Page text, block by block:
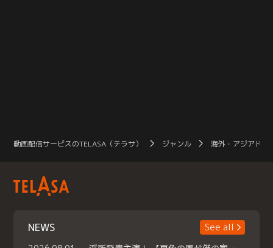
動画配信サービスのTELASA（テラサ） ジャンル 海外・アジアドラ
NEWS
See all